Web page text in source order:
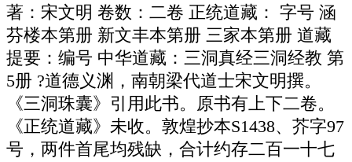
著：宋文明 卷数：二卷 正统道藏： 字号 涵
芬楼本第册 新文丰本第册 三家本第册 道藏
提要：编号 中华道藏：三洞真经三洞经教 第
5册 ?道德义渊，南朝梁代道士宋文明撰。
《三洞珠囊》引用此书。原书有上下二卷。
《正统道藏》未收。敦煌抄本S1438、芥字97
号，两件首尾均残缺，合计约存二百一十七